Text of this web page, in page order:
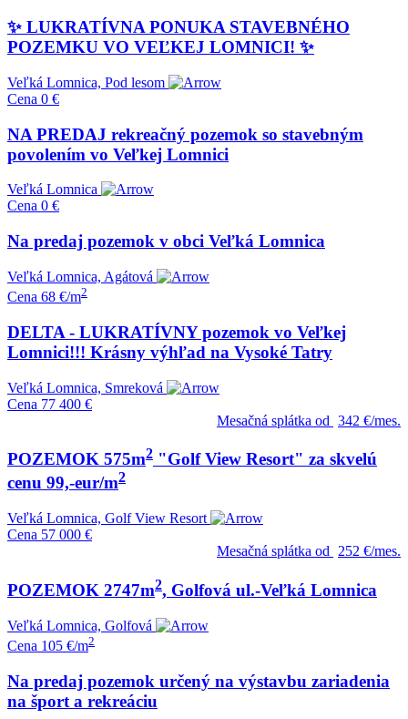
✨ LUKRATÍVNA PONUKA STAVEBNÉHO
POZEMKU VO VEĽKEJ LOMNICI! ✨
Veľká Lomnica, Pod lesom
Cena 0 €
NA PREDAJ rekreačný pozemok so stavebným
povolením vo Veľkej Lomnici
Veľká Lomnica
Cena 0 €
Na predaj pozemok v obci Veľká Lomnica
Veľká Lomnica, Agátová
Cena 68 €/m2
DELTA - LUKRATÍVNY pozemok vo Veľkej
Lomnici!!! Krásny výhľad na Vysoké Tatry
Veľká Lomnica, Smreková
Cena 77 400 €
Mesačná splátka od 342 €/mes.
POZEMOK 575m2 "Golf View Resort" za skvelú
cenu 99,-eur/m2
Veľká Lomnica, Golf View Resort
Cena 57 000 €
Mesačná splátka od 252 €/mes.
POZEMOK 2747m2, Golfová ul.-Veľká Lomnica
Veľká Lomnica, Golfová
Cena 105 €/m2
Na predaj pozemok určený na výstavbu zariadenia
na šport a rekreáciu